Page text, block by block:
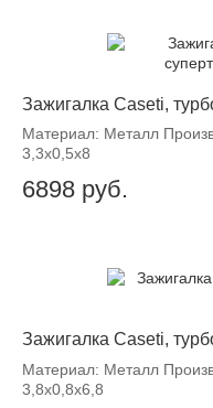
Зажигалка Caseti,
Материал: Металл
3,3х0,5х8
6898 руб.
Зажигалка Caseti,
Материал: Металл
3,8х0,8х6,8